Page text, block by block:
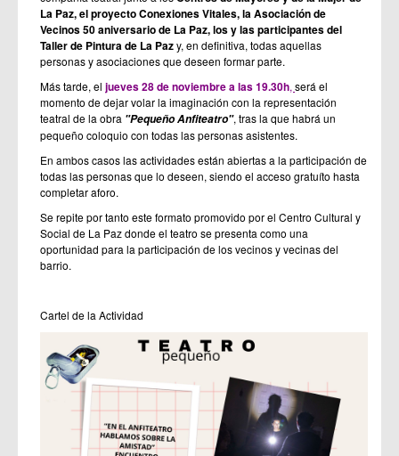
La Paz, el proyecto Conexiones Vitales, la Asociación de
Vecinos 50 aniversario de La Paz, los y las participantes del
Taller de Pintura de La Pazy, en definitiva, todas aquellas
personas y asociaciones que deseen formar parte.
Más tarde, el jueves 28 de noviembre a las 19.30h, será el
momento de dejar volar la imaginación con la representación
teatral de la obra "Pequeño Anfiteatro", tras la que habrá un
pequeño coloquio con todas las personas asistentes.
En ambos casos las actividades están abiertas a la participación de
todas las personas que lo deseen, siendo el acceso gratuíto hasta
completar aforo.
Se repite por tanto este formato promovido por el Centro Cultural y
Social de La Paz donde el teatro se presenta como una
oportunidad para la participación de los vecinos y vecinas del
barrio.
Cartel de la Actividad